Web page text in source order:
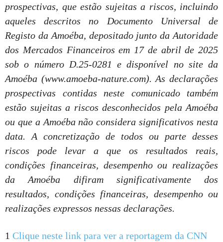
prospectivas, que estão sujeitas a riscos, incluindo
aqueles descritos no Documento Universal de
Registo da Amoéba, depositado junto da Autoridade
dos Mercados Financeiros em 17 de abril de 2025
sob o número D.25-0281 e disponível no site da
Amoéba (www.amoeba-nature.com). As declarações
prospectivas contidas neste comunicado também
estão sujeitas a riscos desconhecidos pela Amoéba
ou que a Amoéba não considera significativos nesta
data. A concretização de todos ou parte desses
riscos pode levar a que os resultados reais,
condições financeiras, desempenho ou realizações
da Amoéba difiram significativamente dos
resultados, condições financeiras, desempenho ou
realizações expressos nessas declarações.
1 Clique neste link para ver a reportagem da CNN